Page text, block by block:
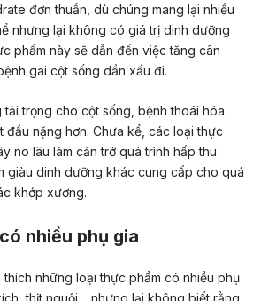
đơn thuần, dù chúng mang lại nhiều
nhưng lại không có giá trị dinh dưỡng
phẩm này sẽ dẫn đến việc tăng cân
gai cột sống dần xấu đi.
trọng cho cột sống, bệnh thoái hóa
nặng hơn. Chưa kể, các loại thực
no lâu làm cản trở quá trình hấp thu
giàu dinh dưỡng khác cung cấp cho quá
khớp xương.
nhiều phụ gia
những loại thực phẩm có nhiều phụ
thịt nguội… nhưng lại không biết rằng